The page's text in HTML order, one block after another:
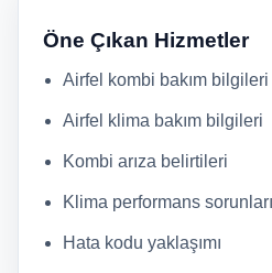
Öne Çıkan Hizmetler
Airfel kombi bakım bilgileri
Airfel klima bakım bilgileri
Kombi arıza belirtileri
Klima performans sorunları
Hata kodu yaklaşımı